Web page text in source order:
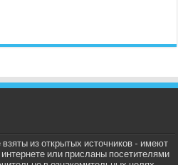
из открытых источников - имеют
или присланы посетителями